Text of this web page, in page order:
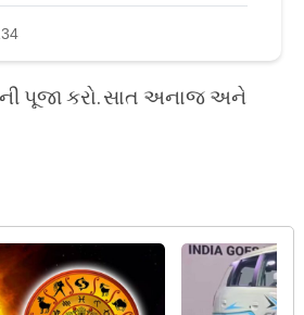
પૂજા કરો. સાત અનાજ અને